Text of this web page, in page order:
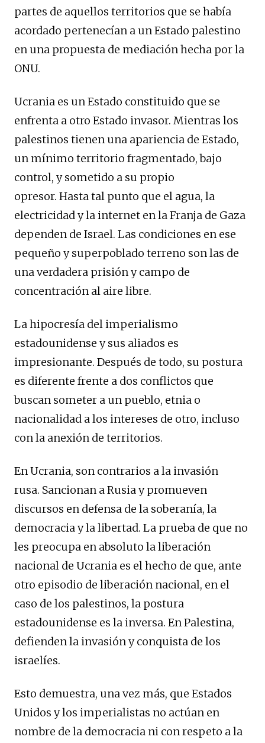
partes de aquellos territorios que se había
acordado pertenecían a un Estado palestino
en una propuesta de mediación hecha por la
ONU.
Ucrania es un Estado constituido que se
enfrenta a otro Estado invasor. Mientras los
palestinos tienen una apariencia de Estado,
un mínimo territorio fragmentado, bajo
control, y sometido a su propio
opresor. Hasta tal punto que el agua, la
electricidad y la internet en la Franja de Gaza
dependen de Israel. Las condiciones en ese
pequeño y superpoblado terreno son las de
una verdadera prisión y campo de
concentración al aire libre.
La hipocresía del imperialismo
estadounidense y sus aliados es
impresionante. Después de todo, su postura
es diferente frente a dos conflictos que
buscan someter a un pueblo, etnia o
nacionalidad a los intereses de otro, incluso
con la anexión de territorios.
En Ucrania, son contrarios a la invasión
rusa. Sancionan a Rusia y promueven
discursos en defensa de la soberanía, la
democracia y la libertad. La prueba de que no
les preocupa en absoluto la liberación
nacional de Ucrania es el hecho de que, ante
otro episodio de liberación nacional, en el
caso de los palestinos, la postura
estadounidense es la inversa. En Palestina,
defienden la invasión y conquista de los
israelíes.
Esto demuestra, una vez más, que Estados
Unidos y los imperialistas no actúan en
nombre de la democracia ni con respeto a la